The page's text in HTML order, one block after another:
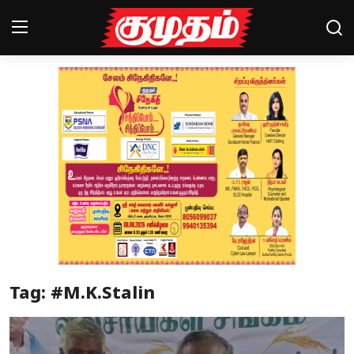
Magazines
Special Story
Tag: #M.K.Stalin